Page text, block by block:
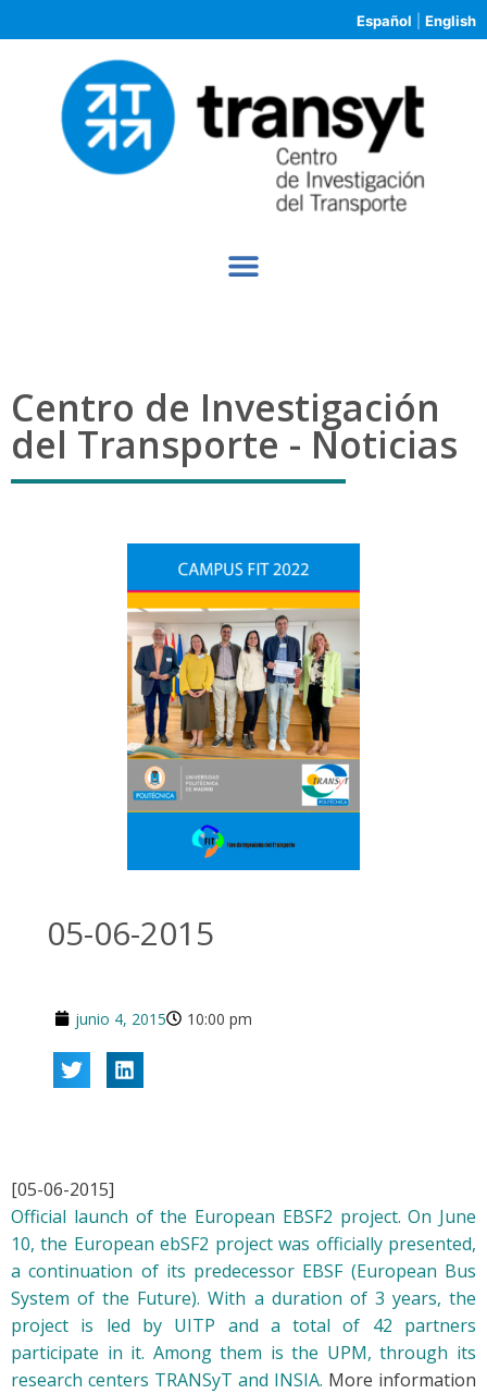
Español English
Centro de Investigación
del Transporte - Noticias
05-06-2015
junio 4, 2015 10:00 pm
[05-06-2015]
Official launch of the European EBSF2 project. On June
10, the European ebSF2 project was officially presented,
a continuation of its predecessor EBSF (European Bus
System of the Future). With a duration of 3 years, the
project is led by UITP and a total of 42 partners
participate in it. Among them is the UPM, through its
research centers TRANSyT and INSIA. More information